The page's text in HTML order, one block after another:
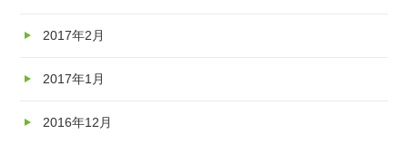
2017年2月
2017年1月
2016年12月